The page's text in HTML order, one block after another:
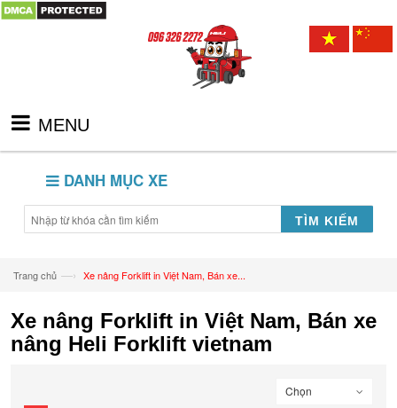
MENU
DANH MỤC XE
TÌM KIẾM
Trang chủ —› Xe nâng Forklift in Việt Nam, Bán xe...
Xe nâng Forklift in Việt Nam, Bán xe
nâng Heli Forklift vietnam
Chọn